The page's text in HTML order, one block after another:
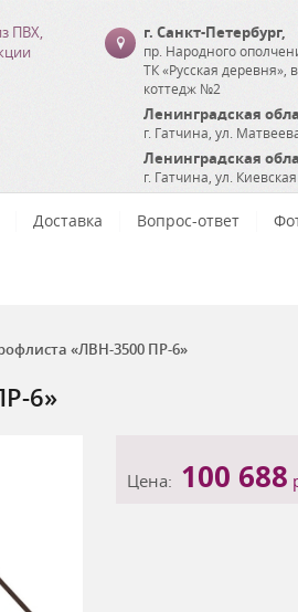
ПВХ,
г. Санкт-Петербург,
пр. Народного
ТК «Русская деревня»,
коттедж №2
Ленинградская
г. Гатчина ул.
Ленинградская
г. Гатчина ул.
Доставка Вопрос-ответ
«ЛВН-3500 ПР-6»
6»
Цена: 100 688